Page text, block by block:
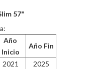
57"
Año
Inicio
Año Fin
2021 2025